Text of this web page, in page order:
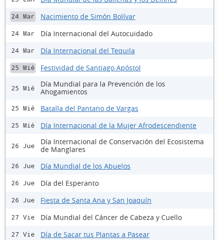
24 Mar Nacimiento de Simón Bolívar
24 Mar Día Internacional del Autocuidado
24 Mar Día Internacional del Tequila
25 Mié Festividad de Santiago Apóstol
25 Mié
Día Mundial para la Prevención de los
Ahogamientos
25 Mié Batalla del Pantano de Vargas
25 Mié Día Internacional de la Mujer Afrodescendiente
26 Jue
Día Internacional de Conservación del Ecosistema
de Manglares
26 Jue Día Mundial de los Abuelos
26 Jue Día del Esperanto
26 Jue Fiesta de Santa Ana y San Joaquín
27 Vie Día Mundial del Cáncer de Cabeza y Cuello
27 Vie Día de Sacar tus Plantas a Pasear